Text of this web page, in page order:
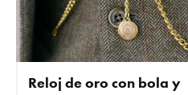
Reloj de oro con bola y